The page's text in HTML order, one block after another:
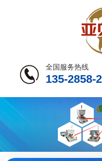
全国服务热线
135-2858-